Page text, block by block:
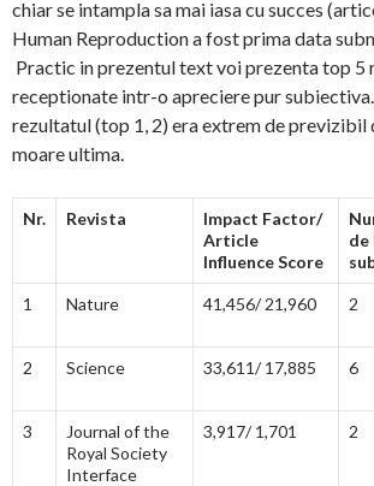
chiar se intampla sa mai iasa cu succes
Human Reproduction a fost prima data
Practic in prezentul text voi prezenta top 5
receptionate intr-o apreciere pur subiectiva.
rezultatul (top 1, 2) era extrem de previzibil
moare ultima.
Nr. Revista
Impact Factor/
Article
Influence Score
de
1 Nature 41,456/ 21,960 2
2 Science 33,611/ 17,885 6
3
Journal of the
Royal Society
Interface
3,917/ 1,701 2